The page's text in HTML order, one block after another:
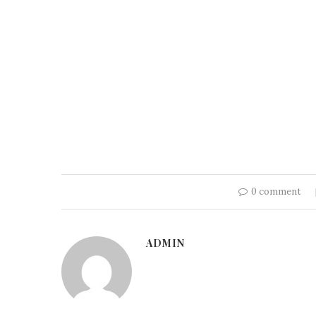
0 comment
ADMIN